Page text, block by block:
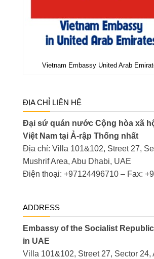
Vietnam Embassy United Arab
ĐỊA CHỈ LIÊN HỆ
Đại sứ quán nước Cộng hòa xã
Việt Nam tại Ả-rập Thống nhất
Địa chỉ: Villa 101&102, Street 27,
Mushrif Area, Abu Dhabi, UAE
Điện thoại: +97124496710 – Fax:
ADDRESS
Embassy of the Socialist
in UAE
Villa 101&102, Street 27, Sector 24,